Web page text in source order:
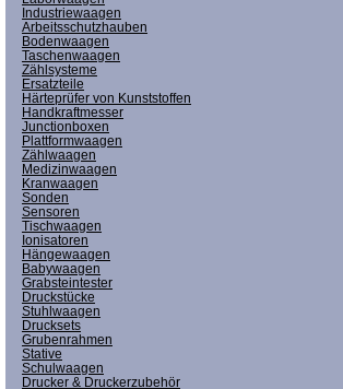
Industriewaagen
Arbeitsschutzhauben
Bodenwaagen
Taschenwaagen
Zählsysteme
Ersatzteile
Härteprüfer von Kunststoffen
Handkraftmesser
Junctionboxen
Plattformwaagen
Zählwaagen
Medizinwaagen
Kranwaagen
Sonden
Sensoren
Tischwaagen
Ionisatoren
Hängewaagen
Babywaagen
Grabsteintester
Druckstücke
Stuhlwaagen
Drucksets
Grubenrahmen
Stative
Schulwaagen
Drucker & Druckerzubehör